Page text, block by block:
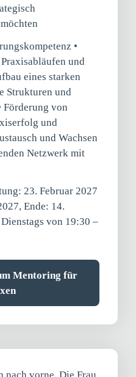
•
und
eines starken
Strukturen und
Förderung von
und
und Wachsen
Netzwerk mit
23. Februar 2027
Ende: 14.
von 19:30 –
Mentoring für